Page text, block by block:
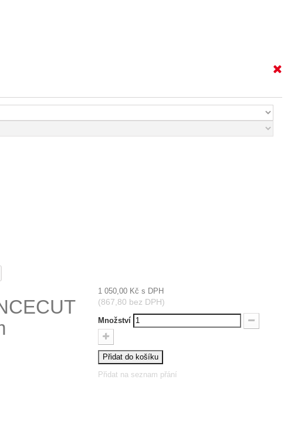
1 050,00 Kč s DPH
(867,80 bez DPH)
Množství
Přidat do košíku
Přidat na seznam přání